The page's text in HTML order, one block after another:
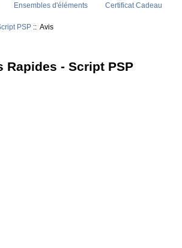
Ensembles d'éléments Certificat Cadeau
PSP :: Avis
Rapides - Script PSP